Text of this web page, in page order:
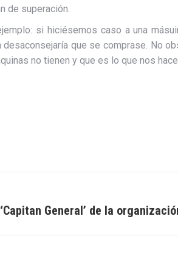
de superación.
si hiciésemos caso a una
desaconsejaría que se comprase. No
no tienen y que es lo que nos
General’ de la